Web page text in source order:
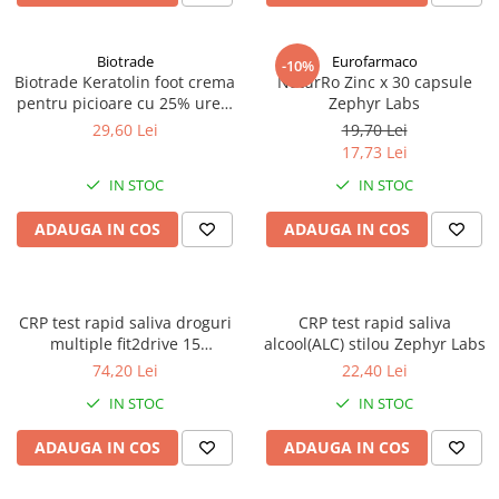
Biotrade
Biotrade Keratolin foot crema
pentru picioare cu 25% uree,
50ml Zephyr Labs
29,60 Lei
IN STOC
ADAUGA IN COS
-10% Eurofarmaco
NaturRo Zinc x 30 capsule
Zephyr Labs
19,70 Lei
17,73 Lei
IN STOC
ADAUGA IN COS
CRP test rapid saliva droguri
multiple fit2drive 15
substante Zephyr Labs
74,20 Lei
IN STOC
ADAUGA IN COS
CRP test rapid saliva
alcool(ALC) stilou Zephyr Labs
22,40 Lei
IN STOC
ADAUGA IN COS